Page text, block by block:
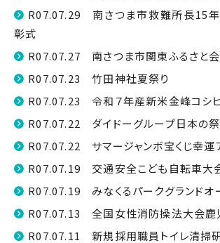
R07.07.29 南さつま市救難所長15年
彰式
R07.07.27 南さつま市関東ふるさと
R07.07.23 竹田神社夏祭り
R07.07.23 令和７年産新米金峰コシ
R07.07.22 ダイドーグループ日本の
R07.07.22 サマージャンボ宝くじ幸運
R07.07.19 交通安全こども自転車大
R07.07.19 みなくるパークグランドオ
R07.07.13 全国女性消防操法大会鹿
R07.07.11 新規採用職員トイレ清掃